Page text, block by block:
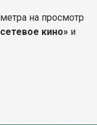
на просмотр
кино» и